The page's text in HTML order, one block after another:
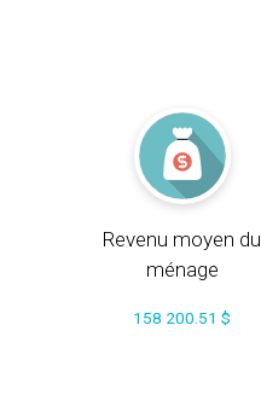
Revenu moyen du
ménage
158 200.51 $